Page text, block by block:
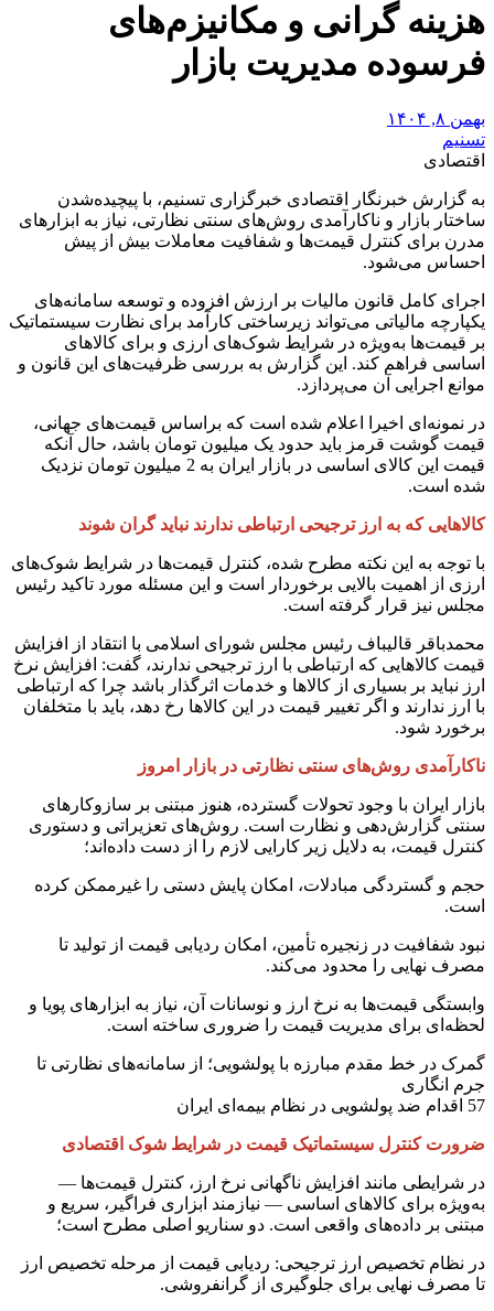
هزینه گرانی و مکانیزم‌های
فرسوده مدیریت بازار
بهمن ۸, ۱۴۰۴
تسنیم
اقتصادی
به گزارش خبرنگار اقتصادی خبرگزاری تسنیم، با پیچیده‌شدن
ساختار بازار و ناکارآمدی روش‌های سنتی نظارتی، نیاز به ابزارهای
مدرن برای کنترل قیمت‌ها و شفافیت معاملات بیش از پیش
احساس می‌شود.
اجرای کامل قانون مالیات بر ارزش افزوده و توسعه سامانه‌های
یکپارچه مالیاتی می‌تواند زیرساختی کارآمد برای نظارت سیستماتیک
بر قیمت‌ها به‌ویژه در شرایط شوک‌های ارزی و برای کالاهای
اساسی فراهم کند. این گزارش به بررسی ظرفیت‌های این قانون و
موانع اجرایی آن می‌پردازد.
در نمونه‌ای اخیرا اعلام شده است که براساس قیمت‌های جهانی،
قیمت گوشت قرمز باید حدود یک میلیون تومان باشد، حال آنکه
قیمت این کالای اساسی در بازار ایران به 2 میلیون تومان نزدیک
شده است.
کالاهایی که به ارز ترجیحی ارتباطی ندارند نباید گران شوند
با توجه به این نکته مطرح شده، کنترل قیمت‌ها در شرایط شوک‌های
ارزی از اهمیت بالایی برخوردار است و این مسئله مورد تاکید رئیس
مجلس نیز قرار گرفته است.
محمدباقر قالیباف رئیس مجلس شورای اسلامی با انتقاد از افزایش
قیمت کالاهایی که ارتباطی با ارز ترجیحی ندارند، گفت: افزایش نرخ
ارز نباید بر بسیاری از کالاها و خدمات اثرگذار باشد چرا که ارتباطی
با ارز ندارند و اگر تغییر قیمت در این کالاها رخ دهد، باید با متخلفان
برخورد شود.
ناکارآمدی روش‌های سنتی نظارتی در بازار امروز
بازار ایران با وجود تحولات گسترده، هنوز مبتنی بر سازوکارهای
سنتی گزارش‌دهی و نظارت است. روش‌های تعزیراتی و دستوری
کنترل قیمت، به دلایل زیر کارایی لازم را از دست داده‌اند؛
حجم و گستردگی مبادلات، امکان پایش دستی را غیرممکن کرده
است.
نبود شفافیت در زنجیره تأمین، امکان ردیابی قیمت از تولید تا
مصرف نهایی را محدود می‌کند.
وابستگی قیمت‌ها به نرخ ارز و نوسانات آن، نیاز به ابزارهای پویا و
لحظه‌ای برای مدیریت قیمت را ضروری ساخته است.
گمرک در خط مقدم مبارزه با پولشویی؛ از سامانه‌های نظارتی تا
جرم انگاری
57 اقدام ضد پولشویی در نظام بیمه‌ای ایران
ضرورت کنترل سیستماتیک قیمت در شرایط شوک اقتصادی
در شرایطی مانند افزایش ناگهانی نرخ ارز، کنترل قیمت‌ها —
به‌ویژه برای کالاهای اساسی — نیازمند ابزاری فراگیر، سریع و
مبتنی بر داده‌های واقعی است. دو سناریو اصلی مطرح است؛
در نظام تخصیص ارز ترجیحی: ردیابی قیمت از مرحله تخصیص ارز
تا مصرف نهایی برای جلوگیری از گرانفروشی.